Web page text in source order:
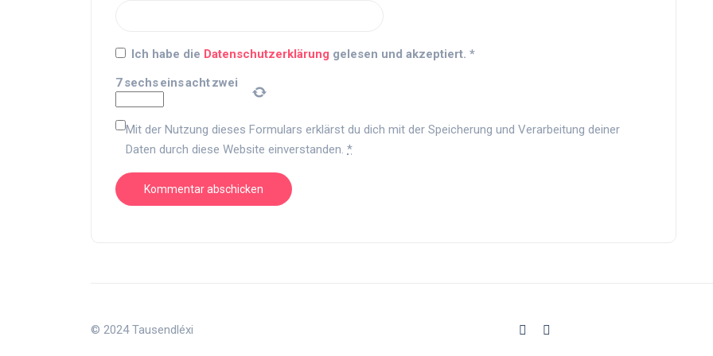
Ich habe die Datenschutzerklärung gelesen und akzeptiert. *
7sechseinsachtzwei
Mit der Nutzung dieses Formulars erklärst du dich mit der Speicherung und Verarbeitung deiner
Daten durch diese Website einverstanden. *
© 2024 Tausendléxi